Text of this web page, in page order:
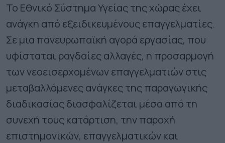
Το Εθνικό Σύστημα Υγείας της χώρας έχει
ανάγκη από εξειδικευμένους επαγγελματίες.
Σε μια πανευρωπαϊκή αγορά εργασίας, που
υφίσταται ραγδαίες αλλαγές, η προσαρμογή
των νεοεισερχομένων επαγγελματιών στις
μεταβαλλόμενες ανάγκες της παραγωγικής
διαδικασίας διασφαλίζεται μέσα από τη
συνεχή τους κατάρτιση, την παροχή
επιστημονικών, επαγγελματικών και